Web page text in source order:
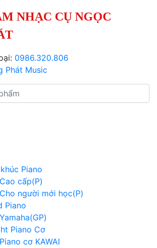
NHẠC CỤ NGỌC
0986.320.806
Phát Music
Piano
Cao cấp(P)
Cho người mới học(P)
Piano
Yamaha(GP)
Piano Cơ
Piano cơ KAWAI